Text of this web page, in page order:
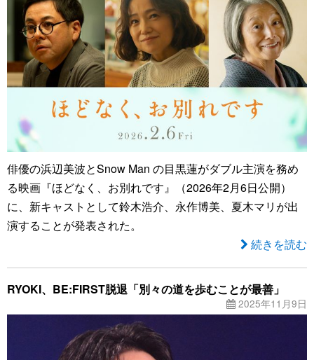
俳優の浜辺美波とSnow Man の目黒蓮がダブル主演を務め
る映画『ほどなく、お別れです』（2026年2月6日公開）
に、新キャストとして鈴木浩介、永作博美、夏木マリが出
演することが発表された。
続きを読む
RYOKI、BE:FIRST脱退「別々の道を歩むことが最善」
2025年11月9日